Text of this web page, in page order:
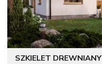
SZKIELET DREWNIANY